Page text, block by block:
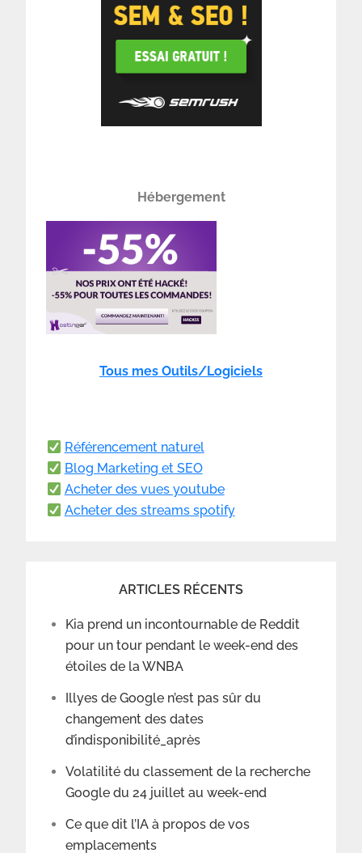
Hébergement
Tous mes Outils/Logiciels
Référencement naturel
Blog Marketing et SEO
Acheter des vues youtube
Acheter des streams spotify
ARTICLES RÉCENTS
Kia prend un incontournable de Reddit
pour un tour pendant le week-end des
étoiles de la WNBA
Illyes de Google n’est pas sûr du
changement des dates
d’indisponibilité_après
Volatilité du classement de la recherche
Google du 24 juillet au week-end
Ce que dit l’IA à propos de vos
emplacements